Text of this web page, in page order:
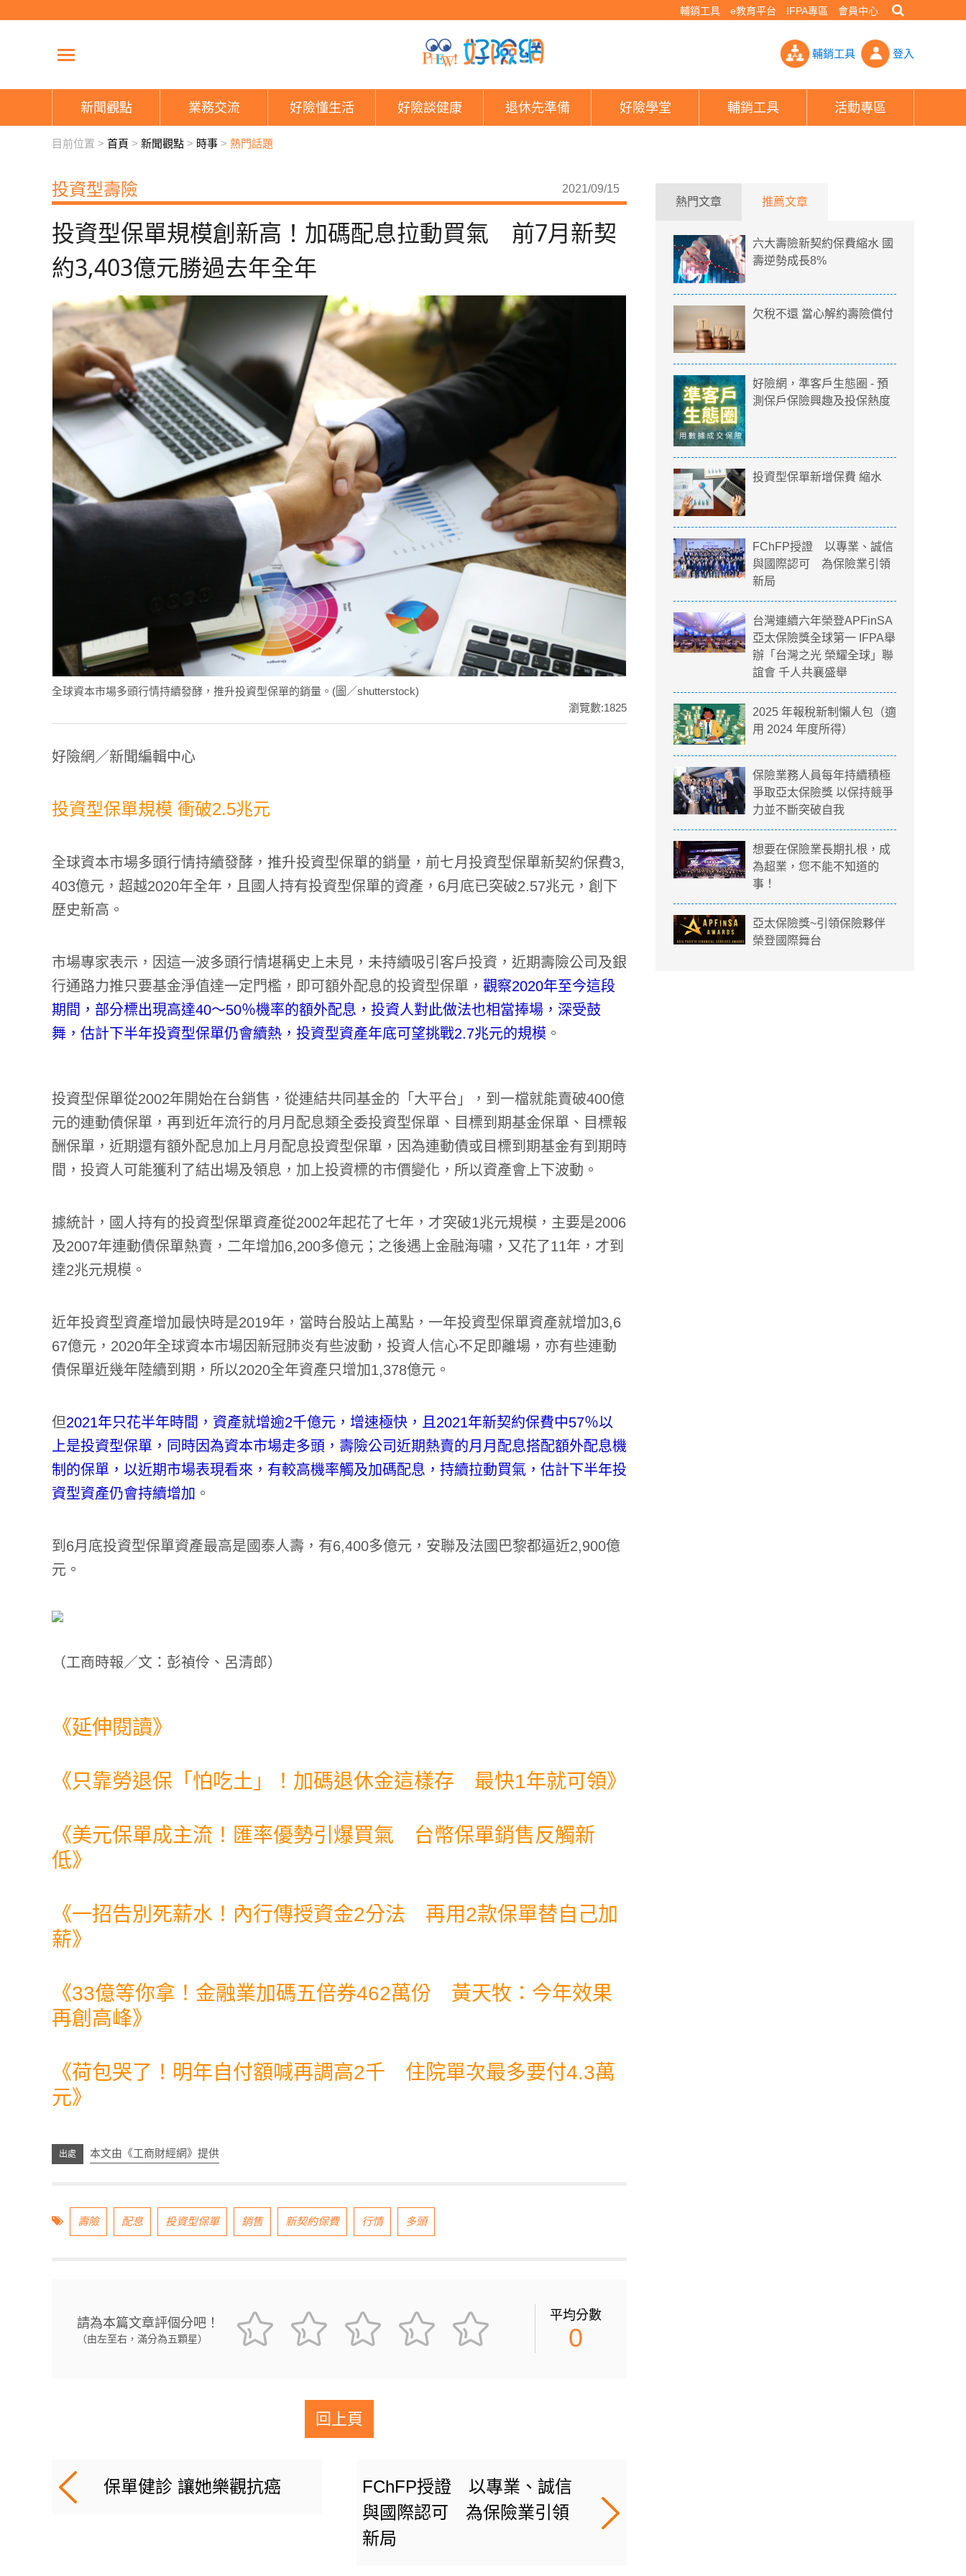
輔銷工具 e教育平台 IFPA專區 會員中心
投資型保單規模創新高！加碼配息拉動買氣 前7月新契約3,403億元勝過去年全年-
輔銷工具 登入
新聞觀點 業務交流 好險懂生活 好險談健康 退休先準備 好險學堂 輔銷工具 活動專區
目前位置 > 首頁 > 新聞觀點 > 時事 > 熱門話題
投資型壽險 2021/09/15
投資型保單規模創新高！加碼配息拉動買氣 前7月新契
約3,403億元勝過去年全年
全球資本市場多頭行情持續發酵，推升投資型保單的銷量。(圖／shutterstock)
瀏覽數:1825
好險網／新聞編輯中心
投資型保單規模 衝破2.5兆元
全球資本市場多頭行情持續發酵，推升投資型保單的銷量，前七月投資型保單新契約保費3,
403億元，超越2020年全年，且國人持有投資型保單的資產，6月底已突破2.57兆元，創下
歷史新高。
市場專家表示，因這一波多頭行情堪稱史上未見，未持續吸引客戶投資，近期壽險公司及銀
行通路力推只要基金淨值達一定門檻，即可額外配息的投資型保單， 觀察2020年至今這段
期間，部分標出現高達40～50％機率的額外配息，投資人對此做法也相當捧場，深受鼓
舞，估計下半年投資型保單仍會續熱，投資型資產年底可望挑戰2.7兆元的規模 。
投資型保單從2002年開始在台銷售，從連結共同基金的「大平台」，到一檔就能賣破400億
元的連動債保單，再到近年流行的月月配息類全委投資型保單、目標到期基金保單、目標報
酬保單，近期還有額外配息加上月月配息投資型保單，因為連動債或目標到期基金有到期時
間，投資人可能獲利了結出場及領息，加上投資標的市價變化，所以資產會上下波動。
據統計，國人持有的投資型保單資產從2002年起花了七年，才突破1兆元規模，主要是2006
及2007年連動債保單熱賣，二年增加6,200多億元；之後遇上金融海嘯，又花了11年，才到
達2兆元規模。
近年投資型資產增加最快時是2019年，當時台股站上萬點，一年投資型保單資產就增加3,6
67億元，2020年全球資本市場因新冠肺炎有些波動，投資人信心不足即離場，亦有些連動
債保單近幾年陸續到期，所以2020全年資產只增加1,378億元。
但2021年只花半年時間，資產就增逾2千億元，增速極快，且2021年新契約保費中57％以
上是投資型保單，同時因為資本市場走多頭，壽險公司近期熱賣的月月配息搭配額外配息機
制的保單，以近期市場表現看來，有較高機率觸及加碼配息，持續拉動買氣，估計下半年投
資型資產仍會持續增加 。
到6月底投資型保單資產最高是國泰人壽，有6,400多億元，安聯及法國巴黎都逼近2,900億
元。
（工商時報／文：彭禎伶、呂清郎）
《延伸閱讀》
《只靠勞退保「怕吃土」！加碼退休金這樣存 最快1年就可領》
《美元保單成主流！匯率優勢引爆買氣 台幣保單銷售反觸新
低》
《一招告別死薪水！內行傳授資金2分法 再用2款保單替自己加
薪》
《33億等你拿！金融業加碼五倍券462萬份 黃天牧：今年效果
再創高峰》
《荷包哭了！明年自付額喊再調高2千 住院單次最多要付4.3萬
元》
本文由《工商財經網》提供
壽險 配息 投資型保單 銷售 新契約保費 行情 多頭
請為本篇文章評個分吧！
（由左至右，滿分為五顆星）
平均分數
0
回上頁
保單健診 讓她樂觀抗癌
FChFP授證 以專業、誠信
與國際認可 為保險業引領
新局
熱門文章 推薦文章
六大壽險新契約保費縮水 國
壽逆勢成長8%
欠稅不還 當心解約壽險償付
好險網，準客戶生態圈 - 預
測保戶保險興趣及投保熱度
投資型保單新增保費 縮水
FChFP授證 以專業、誠信
與國際認可 為保險業引領
新局
台灣連續六年榮登APFinSA
亞太保險獎全球第一 IFPA舉
辦「台灣之光 榮耀全球」聯
誼會 千人共襄盛舉
2025 年報稅新制懶人包（適
用 2024 年度所得）
保險業務人員每年持續積極
爭取亞太保險獎 以保持競爭
力並不斷突破自我
想要在保險業長期扎根，成
為超業，您不能不知道的
事！
亞太保險獎~引領保險夥伴
榮登國際舞台